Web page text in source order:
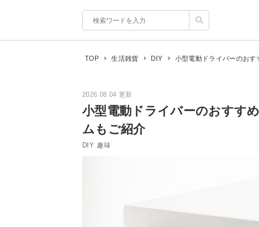
TOP 生活雑貨 DIY 小型電動ドライバーのお
2026.08.04 更新
小型電動ドライバーのおすす
ムもご紹介
DIY 趣味